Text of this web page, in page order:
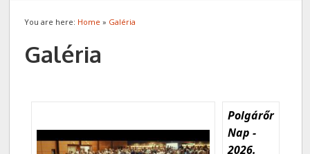
You are here: Home » Galéria
Galéria
Polgárőr
Nap -
2026.